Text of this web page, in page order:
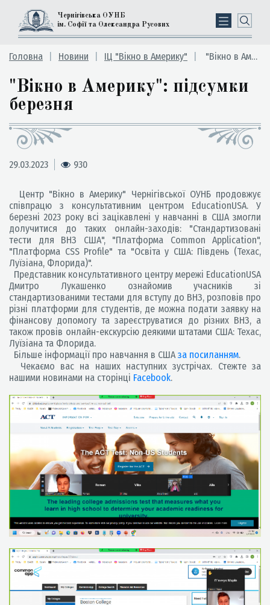
Чернігівська ОУНБ
ім. Софії та Олександра Русових
Головна Новини ІЦ "Вікно в Америку" "Вікно в Америку": підсумки березня
"Вікно в Америку": підсумки
березня
29.03.2023 930
Центр "Вікно в Америку" Чернігівської ОУНБ продовжує
співпрацю з консультативним центром EducationUSA. У
березні 2023 року всі зацікавлені у навчанні в США змогли
долучитися до таких онлайн-заходів: "Стандартизовані
тести для ВНЗ США", "Платформа Common Application",
"Платформа CSS Profile" та "Освіта у США: Південь (Техас,
Луїзіана, Флорида)".
Представник консультативного центру мережі EducationUSA
Дмитро Лукашенко ознайомив учасників зі
стандартизованими тестами для вступу до ВНЗ, розповів про
різні платформи для студентів, де можна подати заявку на
фінансову допомогу та зареєструватися до різних ВНЗ, а
також провів онлайн-екскурсію деякими штатами США: Техас,
Луїзіана та Флорида.
Більше інформації про навчання в СШАза посиланням.
Чекаємо вас на наших наступних зустрічах. Стежте за
нашими новинами на сторінці Facebook.